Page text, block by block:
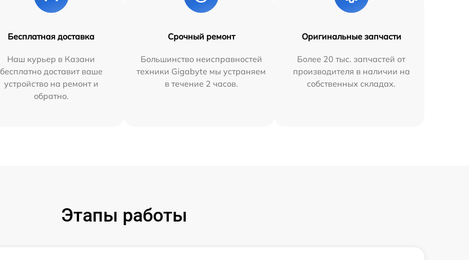
Бесплатная доставка
Наш курьер в Казани
бесплатно доставит ваше
устройство на ремонт и
обратно.
Срочный ремонт
Большинство неисправностей
техники Gigabyte мы устраняем
в течение 2 часов.
Оригинальные запчасти
Более 20 тыс. запчастей от
производителя в наличии на
собственных складах.
Этапы работы